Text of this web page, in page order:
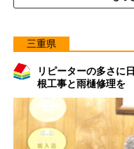
三重県
リピーターの多さに
根工事と雨樋修理を